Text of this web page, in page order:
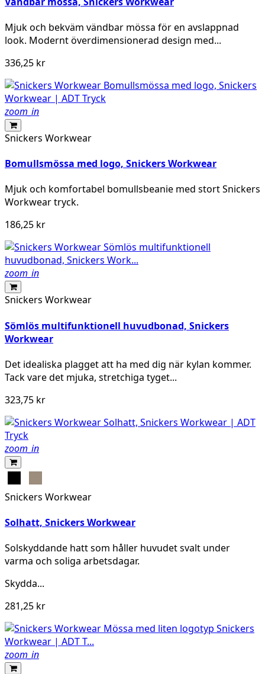
Mjuk och bekväm vändbar mössa för en avslappnad
look. Modernt överdimensionerad design med...
336,25 kr
zoom_in
Snickers Workwear
Bomullsmössa med logo, Snickers Workwear
Mjuk och komfortabel bomullsbeanie med stort Snickers
Workwear tryck.
186,25 kr
zoom_in
Snickers Workwear
Sömlös multifunktionell huvudbonad, Snickers
Workwear
Det idealiska plagget att ha med dig när kylan kommer.
Tack vare det mjuka, stretchiga tyget...
323,75 kr
zoom_in
Snickers Workwear
Solhatt, Snickers Workwear
Solskyddande hatt som håller huvudet svalt under
varma och soliga arbetsdagar.
Skydda...
281,25 kr
zoom_in